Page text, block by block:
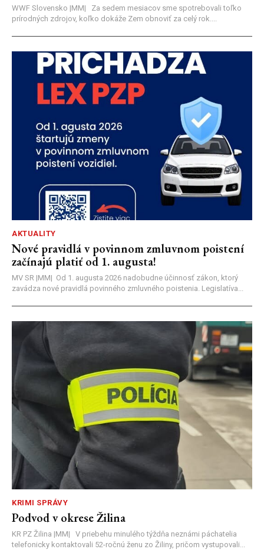
WWF Slovensko |MM| Za sedem mesiacov sme spotrebovali toľko
prírodných zdrojov, koľko dokáže Zem obnoviť za celý rok....
AKTUALITY
Nové pravidlá v povinnom zmluvnom poistení
začínajú platiť od 1. augusta!
MV SR |MM| Od 1. augusta 2026 nadobudne účinnosť zákon, ktorý
zavádza nové pravidlá povinného zmluvného poistenia. Legislatíva...
KRIMI SPRÁVY
Podvod v okrese Žilina
KR PZ Žilina |MM| V priebehu minulého týždňa neznámi páchatelia
telefonicky kontaktovali 52-ročnú ženu zo Žiliny, pričom vystupovali...